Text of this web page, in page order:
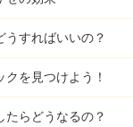
うすればいいの？
クを見つけよう！
たらどうなるの？